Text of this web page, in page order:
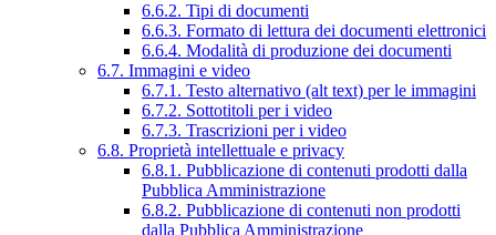
6.6.2. Tipi di documenti
6.6.3. Formato di lettura dei documenti elettronici
6.6.4. Modalità di produzione dei documenti
6.7. Immagini e video
6.7.1. Testo alternativo (alt text) per le immagini
6.7.2. Sottotitoli per i video
6.7.3. Trascrizioni per i video
6.8. Proprietà intellettuale e privacy
6.8.1. Pubblicazione di contenuti prodotti dalla
Pubblica Amministrazione
6.8.2. Pubblicazione di contenuti non prodotti
dalla Pubblica Amministrazione